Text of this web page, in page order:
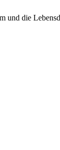
und die